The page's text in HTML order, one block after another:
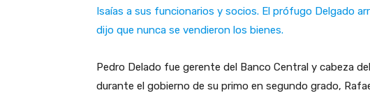
Isaías a sus funcionarios y socios. El prófugo Delgado
dijo que nunca se vendieron los bienes.
Pedro Delado fue gerente del Banco Central y cabeza
durante el gobierno de su primo en segundo grado,